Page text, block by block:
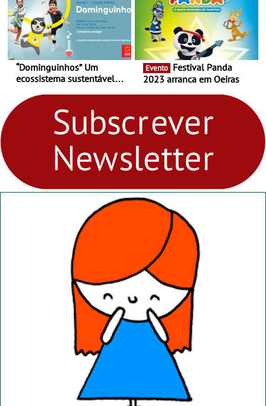
“Dominguinhos” Um
ecossistema sustentável
fores - Atelier de Educação
Ambiental nos
“Dominguinhos” de 23 de
Evento
2023 arranca em Oeiras